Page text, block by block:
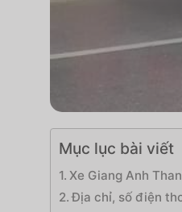
Mục lục bài viết
Xe Giang Anh
Địa chỉ, số điện